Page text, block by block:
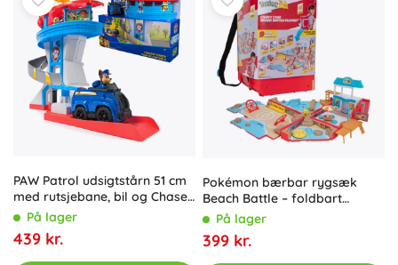
PAW Patrol udsigtstårn 51 cm
med rutsjebane, bil og Chase-
figurPå lager
439 kr.
Pokémon bærbar rygsæk
Beach Battle – foldbart
legesæt med Pikachu
På lager
399 kr.